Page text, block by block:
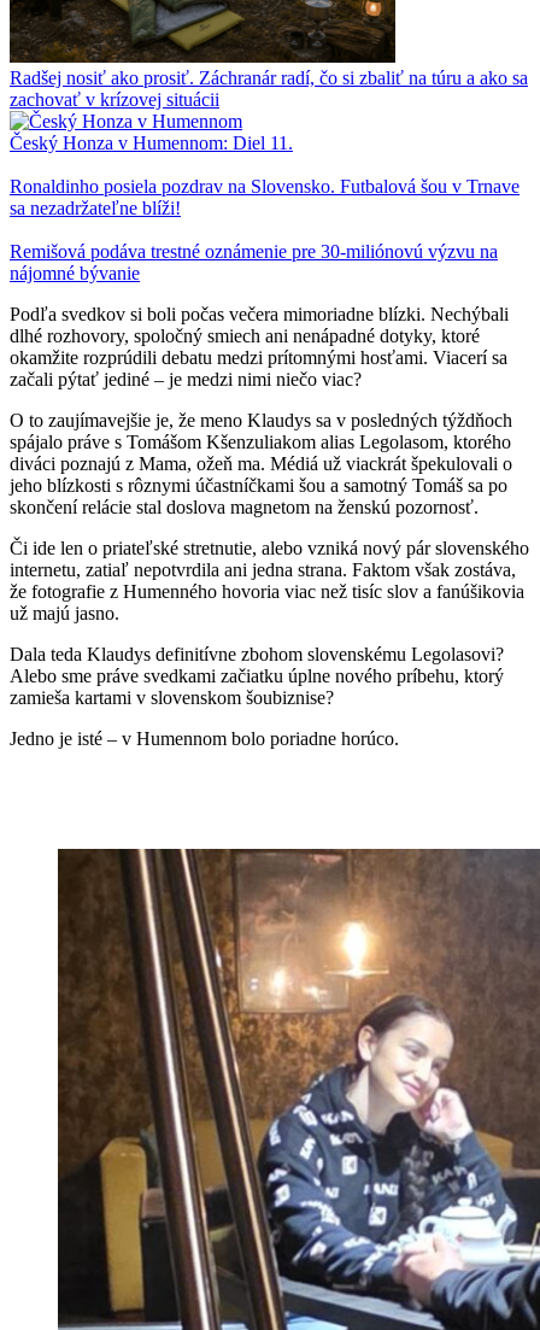
Radšej nosiť ako prosiť. Záchranár radí, čo si zbaliť na túru a ako sa
zachovať v krízovej situácii
Český Honza v Humennom: Diel 11.
Ronaldinho posiela pozdrav na Slovensko. Futbalová šou v Trnave
sa nezadržateľne blíži!
Remišová podáva trestné oznámenie pre 30-miliónovú výzvu na
nájomné bývanie
Podľa svedkov si boli počas večera mimoriadne blízki. Nechýbali
dlhé rozhovory, spoločný smiech ani nenápadné dotyky, ktoré
okamžite rozprúdili debatu medzi prítomnými hosťami. Viacerí sa
začali pýtať jediné – je medzi nimi niečo viac?
O to zaujímavejšie je, že meno Klaudys sa v posledných týždňoch
spájalo práve s Tomášom Kšenzuliakom alias Legolasom, ktorého
diváci poznajú z Mama, ožeň ma. Médiá už viackrát špekulovali o
jeho blízkosti s rôznymi účastníčkami šou a samotný Tomáš sa po
skončení relácie stal doslova magnetom na ženskú pozornosť.
Či ide len o priateľské stretnutie, alebo vzniká nový pár slovenského
internetu, zatiaľ nepotvrdila ani jedna strana. Faktom však zostáva,
že fotografie z Humenného hovoria viac než tisíc slov a fanúšikovia
už majú jasno.
Dala teda Klaudys definitívne zbohom slovenskému Legolasovi?
Alebo sme práve svedkami začiatku úplne nového príbehu, ktorý
zamieša kartami v slovenskom šoubiznise?
Jedno je isté – v Humennom bolo poriadne horúco.